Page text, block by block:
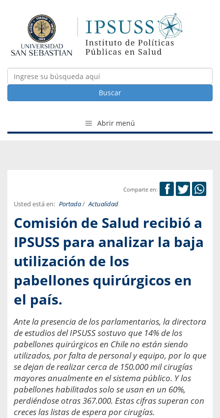
Buscar
Abrir menú
Comparte en:
Usted está en: Portada/ Actualidad
Comisión de Salud recibió a
IPSUSS para analizar la baja
utilización de los
pabellones quirúrgicos en
el país.
Ante la presencia de los parlamentarios, la directora
de estudios del IPSUSS sostuvo que 14% de los
pabellones quirúrgicos en Chile no están siendo
utilizados, por falta de personal y equipo, por lo que
se dejan de realizar cerca de 150.000 mil cirugías
mayores anualmente en el sistema público. Y los
pabellones habilitados solo se usan en un 60%,
perdiéndose otras 367.000. Estas cifras superan con
creces las listas de espera por cirugías.